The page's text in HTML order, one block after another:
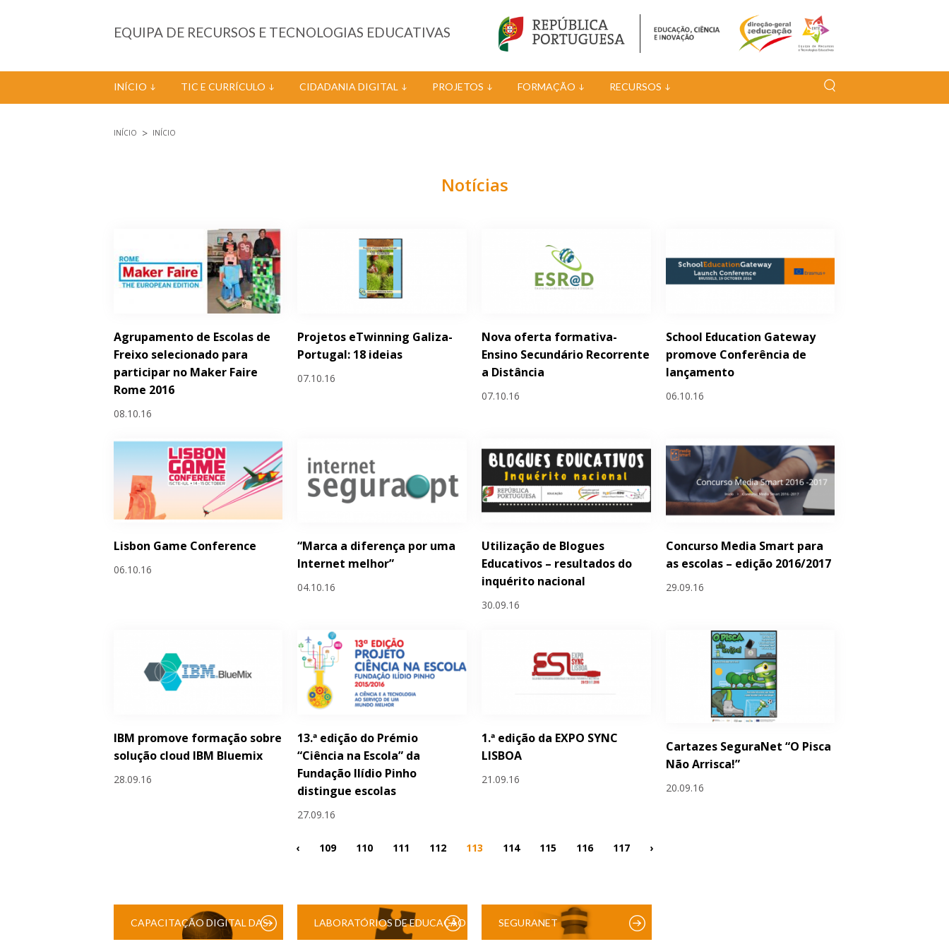
EQUIPA DE RECURSOS E TECNOLOGIAS EDUCATIVAS
INÍCIO TIC E CURRÍCULO CIDADANIA DIGITAL PROJETOS FORMAÇÃO RECURSOS
INÍCIO INÍCIO
Notícias
Agrupamento de Escolas de
Freixo selecionado para
participar no Maker Faire
Rome 2016
08.10.16
Projetos eTwinning Galiza-
Portugal: 18 ideias
07.10.16
Nova oferta formativa-
Ensino Secundário Recorrente
a Distância
07.10.16
School Education Gateway
promove Conferência de
lançamento
06.10.16
Lisbon Game Conference
06.10.16
“Marca a diferença por uma
Internet melhor”
04.10.16
Utilização de Blogues
Educativos – resultados do
inquérito nacional
30.09.16
Concurso Media Smart para
as escolas – edição 2016/2017
29.09.16
IBM promove formação sobre
solução cloud IBM Bluemix
28.09.16
13.ª edição do Prémio
“Ciência na Escola” da
Fundação Ilídio Pinho
distingue escolas
27.09.16
1.ª edição da EXPO SYNC
LISBOA
21.09.16
Cartazes SeguraNet “O Pisca
Não Arrisca!”
20.09.16
Páginas
‹ 109 110 111 112 113 114 115 116 117 ›
CAPACITAÇÃO DIGITAL DAS LABORATÓRIOS DE EDUCAÇÃO SEGURANET